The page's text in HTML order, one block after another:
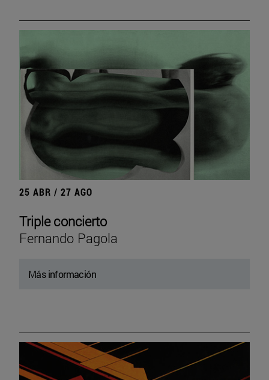
25 ABR / 27 AGO
Triple concierto
Fernando Pagola
Más información